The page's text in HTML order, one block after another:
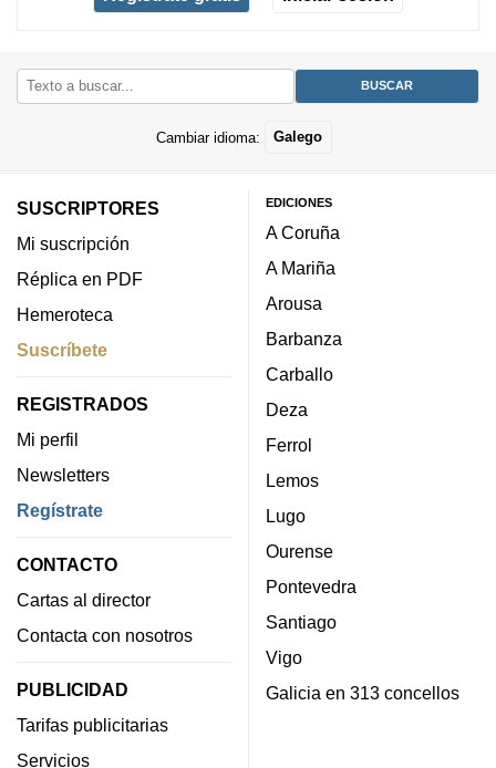
Cambiar idioma: Galego
SUSCRIPTORES
Mi suscripción
Réplica en PDF
Hemeroteca
Suscríbete
REGISTRADOS
Mi perfil
Newsletters
Regístrate
CONTACTO
Cartas al director
Contacta con nosotros
PUBLICIDAD
Tarifas publicitarias
Servicios
EDICIONES
A Coruña
A Mariña
Arousa
Barbanza
Carballo
Deza
Ferrol
Lemos
Lugo
Ourense
Pontevedra
Santiago
Vigo
Galicia en 313 concellos